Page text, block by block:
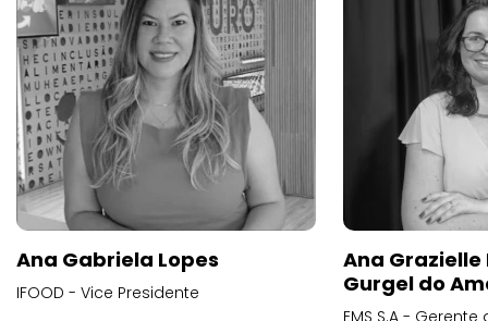
Ana Gabriela Lopes
IFOOD - Vice Presidente
Ana
Gurgel do
EMS S.A -